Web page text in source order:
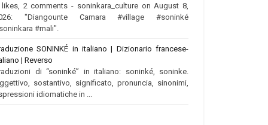
likes, 2 comments - soninkara_culture on August 8,
"Diangounte Camara #village #soninké
#mali".
SONINKÉ in italiano | Dizionario francese-
| Reverso
di “soninké” in italiano: soninké, soninke.
sostantivo, significato, pronuncia, sinonimi,
idiomatiche in ...